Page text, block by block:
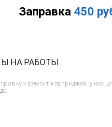
Заправка 450
НА РАБОТЫ
и ремонт картриджей, у нас